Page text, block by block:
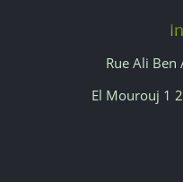
Rue Ali Ben
El Mourouj 1